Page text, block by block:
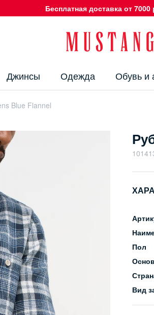
Бесплатная доставка от 7000
Джинсы Одежда Обувь и
Blue Flannel
Пол
Вид